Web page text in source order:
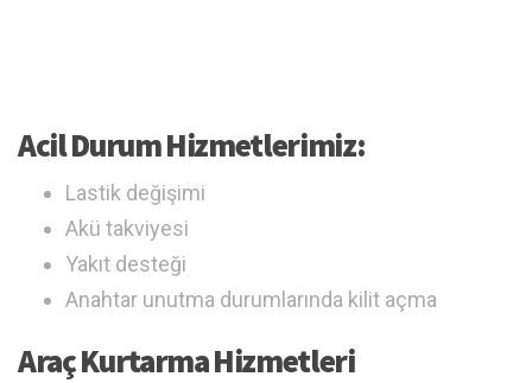
Acil Durum Hizmetlerimiz:
Lastik değişimi
Akü takviyesi
Yakıt desteği
Anahtar unutma durumlarında kilit açma
Araç Kurtarma Hizmetleri